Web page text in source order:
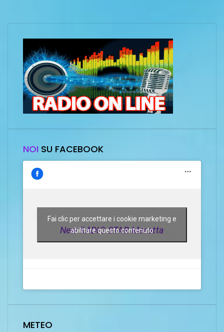
NOI SU FACEBOOK
New RADIO STAR Marotta
Fai clic per accettare i cookie marketing e
abilitare questo contenuto
METEO